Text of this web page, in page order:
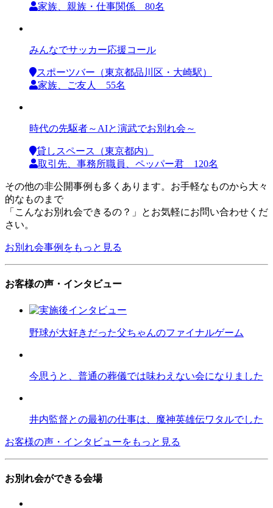
家族、親族・仕事関係 80名
みんなでサッカー応援コール
スポーツバー（東京都品川区・大崎駅）
家族、ご友人 55名
時代の先駆者～AIと演武でお別れ会～
貸しスペース（東京都内）
取引先、事務所職員、ペッパー君 120名
その他の非公開事例も多くあります。お手軽なものから大々
的なものまで
「こんなお別れ会できるの？」とお気軽にお問い合わせくだ
さい。
お別れ会事例をもっと見る
お客様の声・インタビュー
野球が大好きだった父ちゃんのファイナルゲーム
今思うと、普通の葬儀では味わえない会になりました
井内監督との最初の仕事は、魔神英雄伝ワタルでした
お客様の声・インタビューをもっと見る
お別れ会ができる会場